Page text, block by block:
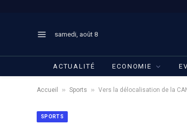
samedi, août 8
ACTUALITÉ ECONOMIE
Accueil » Sports » Vers la délocalisation de la
SPORTS